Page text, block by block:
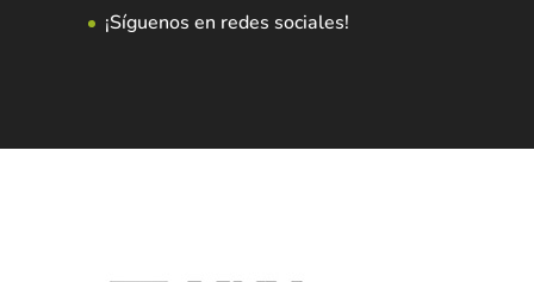
¡Síguenos en redes sociales!